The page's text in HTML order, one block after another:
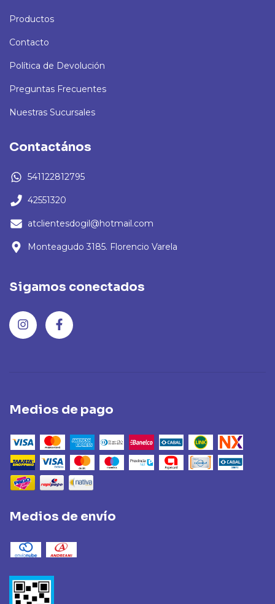
Productos
Contacto
Política de Devolución
Preguntas Frecuentes
Nuestras Sucursales
Contactános
541122812795
42551320
atclientesdogil@hotmail.com
Monteagudo 3185. Florencio Varela
Sigamos conectados
Medios de pago
Medios de envío